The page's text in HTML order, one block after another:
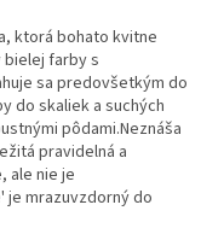
ktorá bohato kvitne
farby s
sa predovšetkým do
do skaliek a suchých
pôdami.Neznáša
pravidelná a
ale nie je
je mrazuvzdorný do